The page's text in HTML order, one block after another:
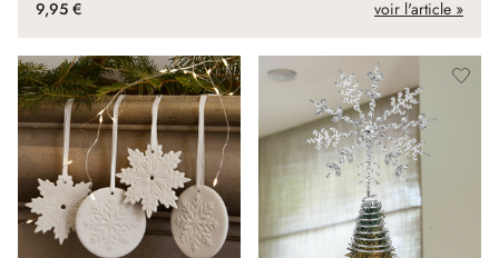
9,95 € voir l'article »